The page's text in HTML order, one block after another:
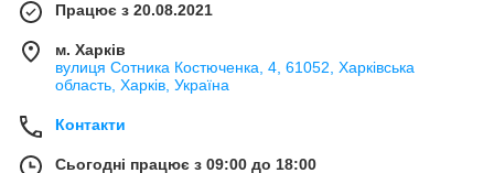
Працює з 20.08.2021
м. Харків
вулиця Сотника Костюченка, 4, 61052, Харківська
область, Харків, Україна
Контакти
Сьогодні працює з 09:00 до 18:00